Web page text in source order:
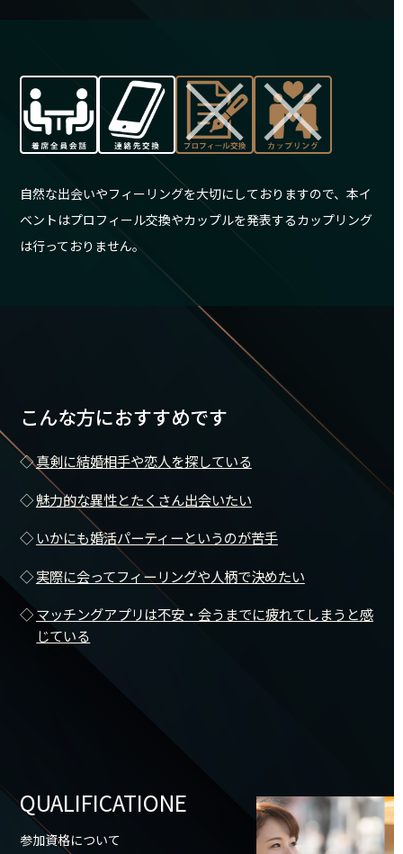
自然な出会いやフィーリングを大切にしておりますので、本イ
ベントはプロフィール交換やカップルを発表するカップリング
は行っておりません。
こんな方におすすめです
◇真剣に結婚相手や恋人を探している
◇魅力的な異性とたくさん出会いたい
◇ いかにも婚活パーティーというのが苦手
◇実際に会ってフィーリングや人柄で決めたい
◇マッチングアプリは不安・会うまでに疲れてしまうと感
じている
QUALIFICATIONE
参加資格について